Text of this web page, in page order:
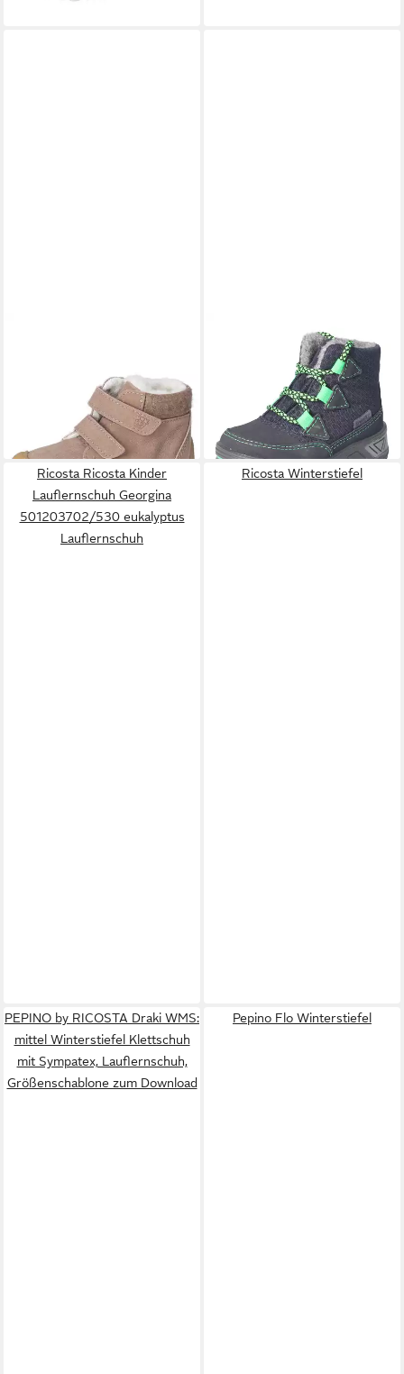
lieferbar - in 2-3 Werktagen bei dir
+1
PEPINO BY RICOSTA
lieferbar - in 3-4 Werktagen bei dir
Ricosta Ricosta Kinder
Lauflernschuh Georgina
501203702/530 eukalyptus
Lauflernschuh
Ricosta Winterstiefel
PEPINO by RICOSTA Draki WMS:
mittel Winterstiefel Klettschuh
mit Sympatex, Lauflernschuh,
Größenschablone zum Download
Pepino Flo Winterstiefel